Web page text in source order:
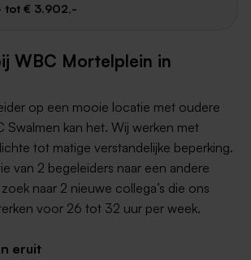
tot € 3.902,-
WBC Mortelplein in
op een mooie locatie met oudere
Swalmen kan het. Wij werken met
tot matige verstandelijke beperking.
van 2 begeleiders naar een andere
naar 2 nieuwe collega’s die ons
voor 26 tot 32 uur per week.
eruit